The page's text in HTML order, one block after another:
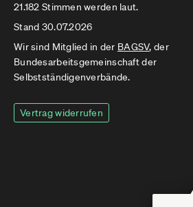
21.182 Stimmen werden laut.
Stand 30.07.2026
Wir sind Mitglied in der BAGSV, der
Bundesarbeitsgemeinschaft der
Selbstständigenverbände.
Vertrag widerrufen